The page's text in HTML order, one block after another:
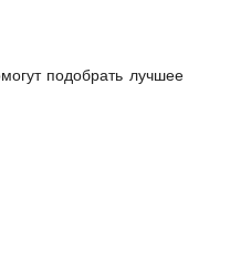
подобрать лучшее